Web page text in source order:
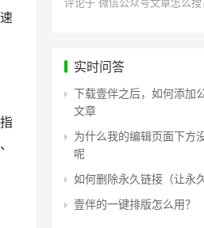
评论于 微信公众号文章怎么搜？如何在电
实时问答
下载壹伴之后，如何添加
文章
为什么我的编辑页面下方
呢
如何删除永久链接（让永
壹伴的一键排版怎么用？